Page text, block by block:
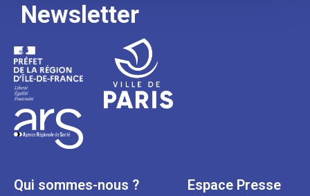
Newsletter
Qui sommes-nous ?
Espace Presse